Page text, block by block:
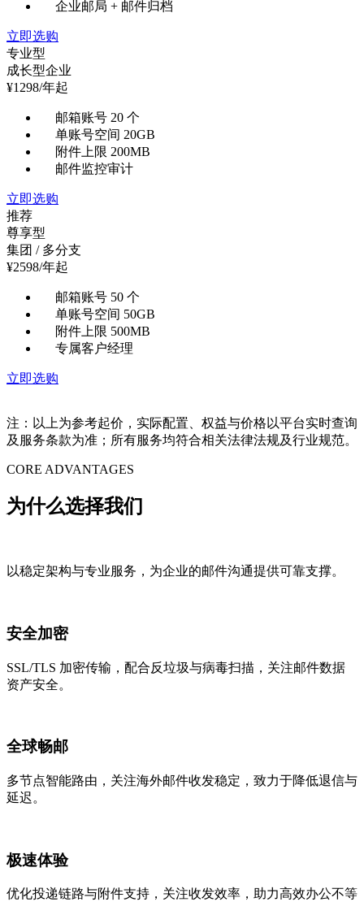
企业邮局 + 邮件归档
立即选购
专业型
成长型企业
¥1298/年起
邮箱账号 20 个
单账号空间 20GB
附件上限 200MB
邮件监控审计
立即选购
推荐
尊享型
集团 / 多分支
¥2598/年起
邮箱账号 50 个
单账号空间 50GB
附件上限 500MB
专属客户经理
立即选购
注：以上为参考起价，实际配置、权益与价格以平台实时查询
及服务条款为准；所有服务均符合相关法律法规及行业规范。
CORE ADVANTAGES
为什么选择我们
以稳定架构与专业服务，为企业的邮件沟通提供可靠支撑。
安全加密
SSL/TLS 加密传输，配合反垃圾与病毒扫描，关注邮件数据
资产安全。
全球畅邮
多节点智能路由，关注海外邮件收发稳定，致力于降低退信与
延迟。
极速体验
优化投递链路与附件支持，关注收发效率，助力高效办公不等